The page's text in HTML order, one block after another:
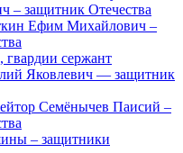
– защитник Отечества
Ефим Михайлович –
сержант
Яковлевич — защитник
Семёнычев Паисий –
– защитники